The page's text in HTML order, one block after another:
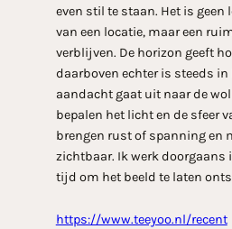
even stil te staan. Het is geen
van een locatie, maar een
verblijven. De horizon geeft
daarboven echter is steeds
aandacht gaat uit naar de
bepalen het licht en de sfeer
brengen rust of spanning en
zichtbaar. Ik werk doorgaans
tijd om het beeld te laten
https://www.teeyoo.nl/recent